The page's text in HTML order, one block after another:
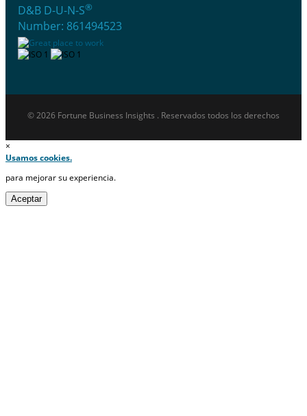
D&B D-U-N-S®
Number: 861494523
© 2026 Fortune Business Insights . Reservados todos los derechos
×
Usamos cookies.
para mejorar su experiencia.
Aceptar